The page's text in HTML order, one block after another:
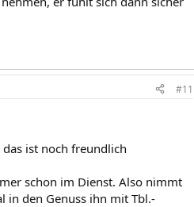
#11
ist noch freundlich
schon im Dienst. Also nimmt
in den Genuss ihn mit Tbl.-